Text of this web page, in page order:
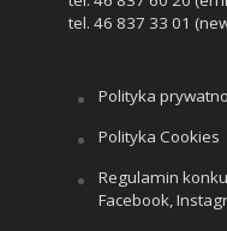
tel. 46 837 33 01
Polityka
Polityka Cookies
Regulamin
Facebook,